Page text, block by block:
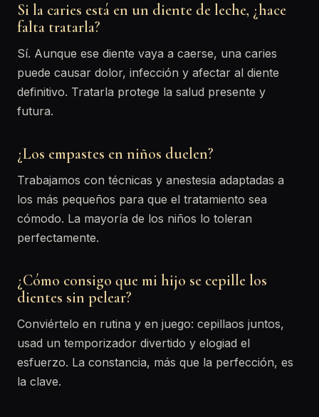
Si la caries está en un diente de leche, ¿hace
falta tratarla?
Sí. Aunque ese diente vaya a caerse, una caries
puede causar dolor, infección y afectar al diente
definitivo. Tratarla protege la salud presente y
futura.
¿Los empastes en niños duelen?
Trabajamos con técnicas y anestesia adaptadas a
los más pequeños para que el tratamiento sea
cómodo. La mayoría de los niños lo toleran
perfectamente.
¿Cómo consigo que mi hijo se cepille los
dientes sin pelear?
Conviértelo en rutina y en juego: cepillaos juntos,
usad un temporizador divertido y elogiad el
esfuerzo. La constancia, más que la perfección, es
la clave.